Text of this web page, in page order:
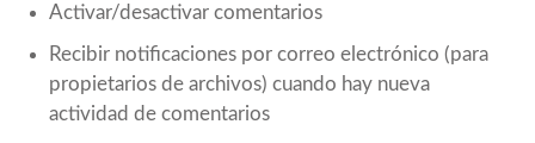
Activar/desactivar comentarios
Recibir notificaciones por correo electrónico (para
propietarios de archivos) cuando hay nueva
actividad de comentarios